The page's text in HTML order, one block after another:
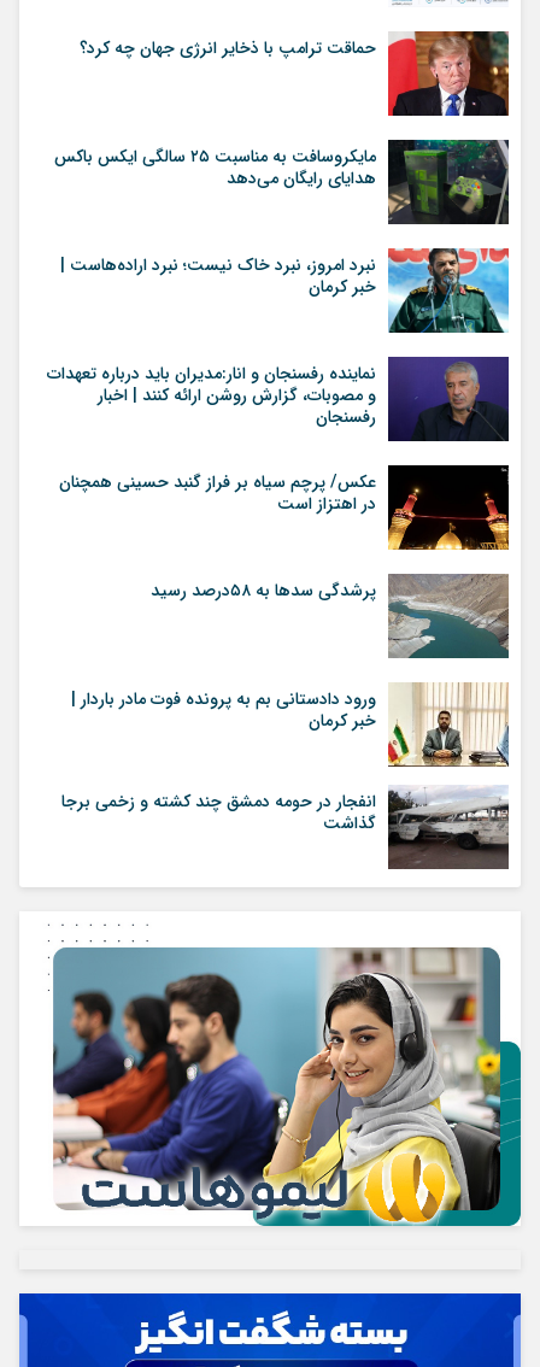
حماقت ترامپ با ذخایر انرژی جهان چه کرد؟
مایکروسافت به مناسبت ۲۵ سالگی ایکس باکس
هدایای رایگان می‌دهد
نبرد امروز، نبرد خاک نیست؛ نبرد اراده‌هاست |
خبر کرمان
نماینده رفسنجان و انار:مدیران باید درباره تعهدات
و مصوبات، گزارش روشن ارائه کنند | اخبار
رفسنجان
عکس/ پرچم سیاه بر فراز گنبد حسینی همچنان
در اهتزاز است
پرشدگی سدها به ۵۸درصد رسید
ورود دادستانی بم به پرونده فوت مادر باردار |
خبر کرمان
انفجار در حومه دمشق چند کشته و زخمی برجا
گذاشت